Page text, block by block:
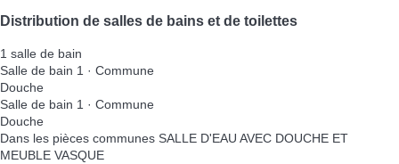
Distribution de salles de bains et de toilettes
1 salle de bain
Salle de bain 1 · Commune
Douche
Salle de bain 1 · Commune
Douche
Dans les pièces communes SALLE D'EAU AVEC DOUCHE ET
MEUBLE VASQUE